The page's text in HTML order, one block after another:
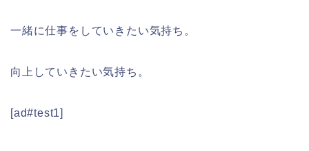
一緒に仕事をしていきたい気持ち。
向上していきたい気持ち。
[ad#test1]